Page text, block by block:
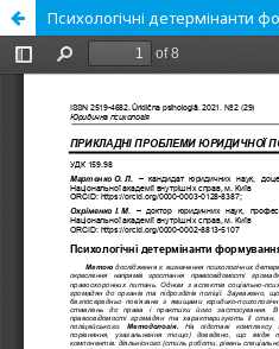
Психологічні детермінанти